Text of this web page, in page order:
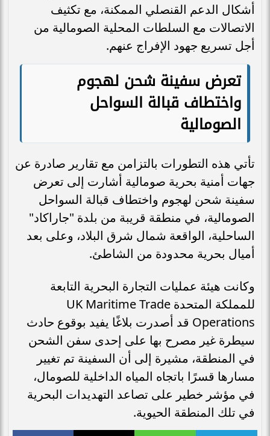
أشكال الدعم القنصلي الممكنة، مع تكثيف
الاتصالات مع السلطات المحلية الصومالية من
أجل تسريع جهود الإفراج عنهم.
تعرض سفينة شحن لهجوم
واختطاف قبالة السواحل
الصومالية
تأتي هذه التطورات بالتزامن مع تقارير صادرة عن
جهات أمنية بحرية صومالية أشارت إلى تعرض
سفينة شحن لهجوم واختطاف قبالة السواحل
الصومالية، في منطقة قريبة من بلدة "جاراكاد"
الساحلية، الواقعة شمال شرق البلاد، وعلى بعد
أميال بحرية محدودة من الشاطئ.
وكانت هيئة عمليات التجارة البحرية التابعة
للمملكة المتحدة UK Maritime Trade
Operations قد أصدرت بلاغًا يفيد بوقوع حادث
سيطرة غير مصرح بها على إحدى سفن الشحن
في المنطقة، مشيرة إلى أن السفينة تم تغيير
مسارها قسرًا باتجاه المياه الداخلية للصومال،
في مؤشر خطير على تصاعد التهديدات البحرية
في تلك المنطقة الحيوية.